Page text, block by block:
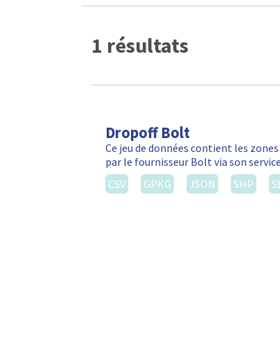
1 résultats
Dropoff Bolt
Ce jeu de données contient les
par le fournisseur Bolt via son
CSV
GPKG JSON SHP